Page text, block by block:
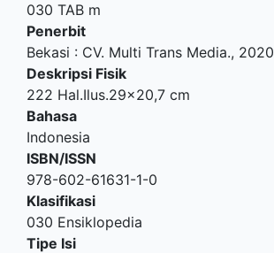
030 TAB m
Penerbit
Bekasi : CV. Multi Trans Media., 2020
Deskripsi Fisik
222 Hal.Ilus.29x20,7 cm
Bahasa
Indonesia
ISBN/ISSN
978-602-61631-1-0
Klasifikasi
030 Ensiklopedia
Tipe Isi